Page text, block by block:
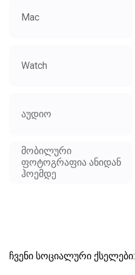
Mac
Watch
აუდიო
მობილური
ფოტოგრაფია ანიდან
ჰოემდე
ჩვენი სოციალური ქსელები: